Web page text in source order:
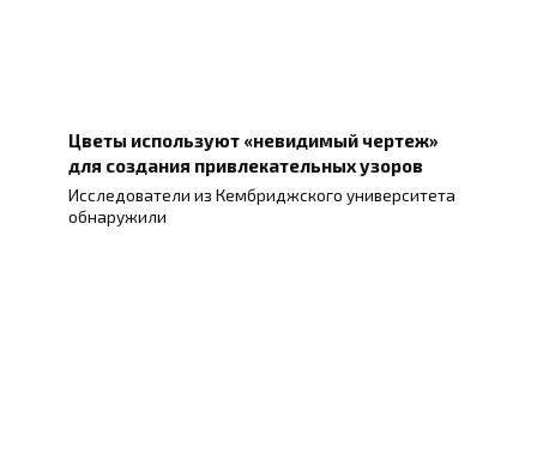
Цветы используют «невидимый чертеж»
для создания привлекательных узоров
Исследователи из Кембриджского университета
обнаружили